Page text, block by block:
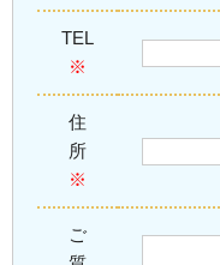
TEL
※
住
所
※
ご